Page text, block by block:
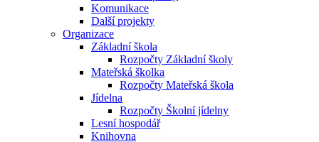
Komunikace
Další projekty
Organizace
Základní škola
Rozpočty Základní školy
Mateřská školka
Rozpočty Mateřská škola
Jídelna
Rozpočty Školní jídelny
Lesní hospodář
Knihovna